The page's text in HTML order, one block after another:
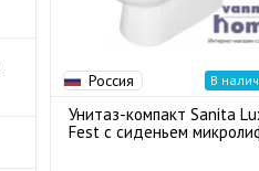
Россия В
Унитаз-компакт Sanita
Fest с сиденьем